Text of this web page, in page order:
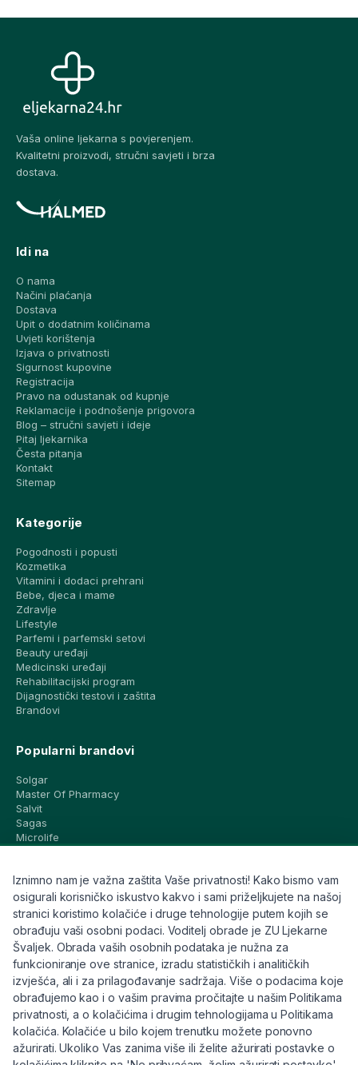
Vaša online ljekarna s povjerenjem.
Kvalitetni proizvodi, stručni savjeti i brza
dostava.
Idi na
O nama
Načini plaćanja
Dostava
Upit o dodatnim količinama
Uvjeti korištenja
Izjava o privatnosti
Sigurnost kupovine
Registracija
Pravo na odustanak od kupnje
Reklamacije i podnošenje prigovora
Blog – stručni savjeti i ideje
Pitaj ljekarnika
Česta pitanja
Kontakt
Sitemap
Kategorije
Pogodnosti i popusti
Kozmetika
Vitamini i dodaci prehrani
Bebe, djeca i mame
Zdravlje
Lifestyle
Parfemi i parfemski setovi
Beauty uređaji
Medicinski uređaji
Rehabilitacijski program
Dijagnostički testovi i zaštita
Brandovi
Popularni brandovi
Solgar
Master Of Pharmacy
Salvit
Sagas
Microlife
CeraVe
Eucerin
Avene
Bioderma
Svi brandovi
Info
Trebate pomoć ili imate pitanja?
+385 91 6191 901
info@eljekarna24.hr
Iznimno nam je važna zaštita Vaše privatnosti! Kako bismo vam
osigurali korisničko iskustvo kakvo i sami priželjkujete na našoj
stranici koristimo kolačiće i druge tehnologije putem kojih se
obrađuju vaši osobni podaci. Voditelj obrade je ZU Ljekarne
Švaljek. Obrada vaših osobnih podataka je nužna za
funkcioniranje ove stranice, izradu statističkih i analitičkih
izvješća, ali i za prilagođavanje sadržaja. Više o podacima koje
obrađujemo kao i o vašim pravima pročitajte u našim Politikama
privatnosti, a o kolačićima i drugim tehnologijama u Politikama
kolačića. Kolačiće u bilo kojem trenutku možete ponovno
ažurirati. Ukoliko Vas zanima više ili želite ažurirati postavke o